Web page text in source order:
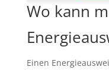
Wo kann
Einen